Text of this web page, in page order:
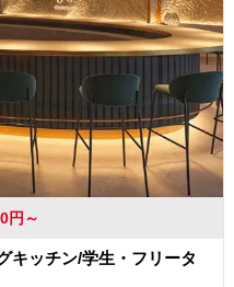
円～
キッチン/学生・フリータ